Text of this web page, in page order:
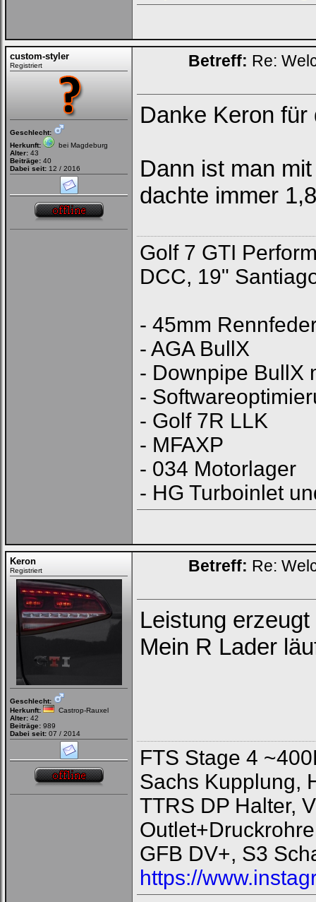
custom-styler
Registriert
Geschlecht:
Herkunft:
bei Magdeburg
Alter: 43
Beiträge: 40
Dabei seit: 12 / 2016
Betreff: Re:
Danke Keron für
Dann ist man
dachte immer
Golf 7 GTI
DCC, 19"
- 45mm
- AGA BullX
- Downpipe BullX
-
- Golf 7R LLK
- MFAXP
- 034 Motorlager
- HG Turboinlet
Keron
Registriert
Geschlecht:
Herkunft:
Castrop-Rauxel
Alter: 42
Beiträge: 989
Dabei seit: 07 / 2014
Betreff: Re:
Leistung
Mein R Lader
FTS Stage 4
Sachs Kupplung,
TTRS DP Halter,
GFB DV+, S3
https://